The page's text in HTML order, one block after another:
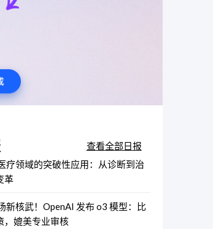
查看全部日报
疗领域的突破性应用：从诊断到治
革
新核武！OpenAI 发布 o3 模型：比
，媲美专业审核